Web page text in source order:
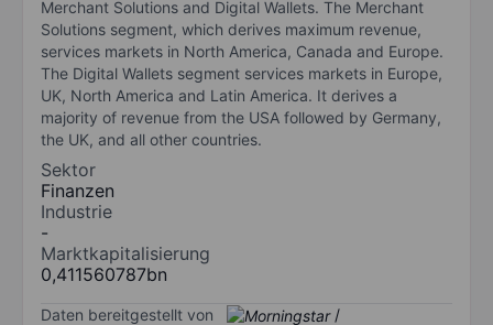
Merchant Solutions and Digital Wallets. The Merchant
Solutions segment, which derives maximum revenue,
services markets in North America, Canada and Europe.
The Digital Wallets segment services markets in Europe,
UK, North America and Latin America. It derives a
majority of revenue from the USA followed by Germany,
the UK, and all other countries.
Sektor
Finanzen
Industrie
-
Marktkapitalisierung
0,411560787bn
Daten bereitgestellt von /